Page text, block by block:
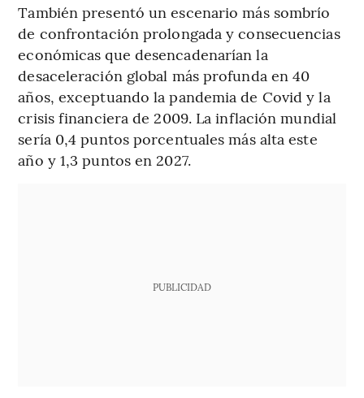
También presentó un escenario más sombrío
de confrontación prolongada y consecuencias
económicas que desencadenarían la
desaceleración global más profunda en 40
años, exceptuando la pandemia de Covid y la
crisis financiera de 2009. La inflación mundial
sería 0,4 puntos porcentuales más alta este
año y 1,3 puntos en 2027.
PUBLICIDAD